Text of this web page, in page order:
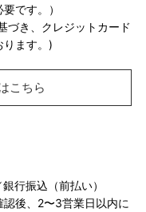
です。）
づき、クレジットカード
ります。)
こちら
行振込（前払い）
認後、2〜3営業日以内に